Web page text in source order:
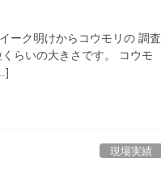
ーク明けからコウモリの 調査
らいの大きさです。 コウモ
現場実績